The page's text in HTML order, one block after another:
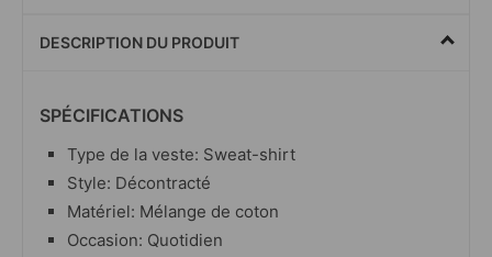
DESCRIPTION DU PRODUIT
SPÉCIFICATIONS
Type de la veste: Sweat-shirt
Style: Décontracté
Matériel: Mélange de coton
Occasion: Quotidien